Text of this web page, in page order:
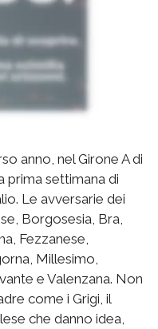
anno, nel Girone A di
prima settimana di
Le avversarie dei
Borgosesia, Bra,
Fezzanese,
Millesimo,
e Valenzana. Non
come i Grigi, il
che danno idea,